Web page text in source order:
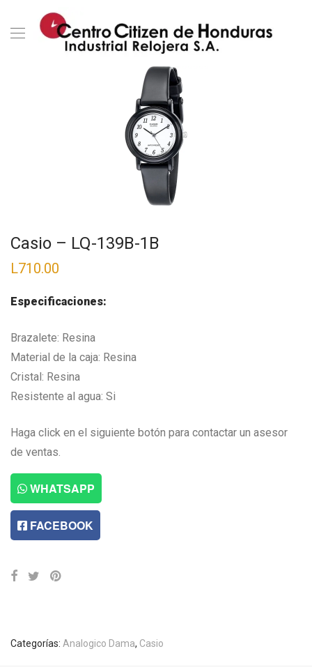
Casio – LQ-139B-1B
L710.00
Especificaciones:
Brazalete: Resina
Material de la caja: Resina
Cristal: Resina
Resistente al agua: Si
Haga click en el siguiente botón para contactar un asesor
de ventas.
WHATSAPP
FACEBOOK
Categorías: Analogico Dama, Casio